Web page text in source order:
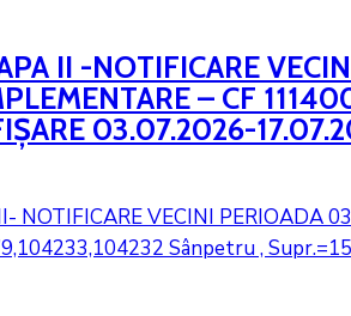
II -NOTIFICARE
– CF
03.07.2026-